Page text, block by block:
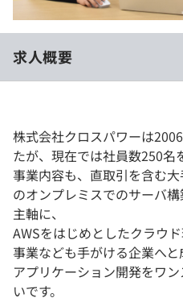
学校向けプラン
契約内容・クーポン
求人概要
株式会社クロスパワーは
たが、現在では社員数250名
事業内容も、直取引を含む
のオンプレミスでのサーバ
主軸に、
AWSをはじめとしたクラウ
事業なども手がける企業へ
アプリケーション開発をワ
いです。